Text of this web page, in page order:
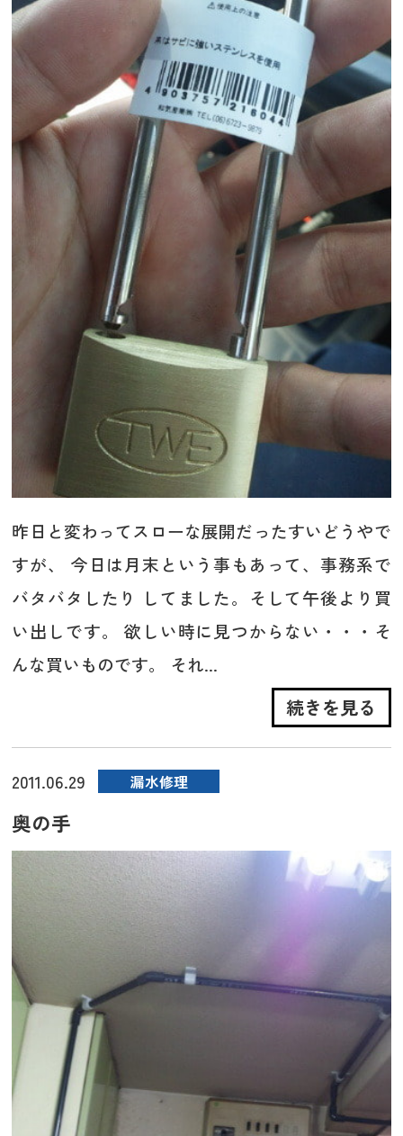
昨日と変わってスローな展開だったすいどうやで
すが、 今日は月末という事もあって、事務系で
バタバタしたり してました。そして午後より買
い出しです。 欲しい時に見つからない・・・そ
んな買いものです。 それ...
続きを見る
2011.06.29 漏水修理
奥の手